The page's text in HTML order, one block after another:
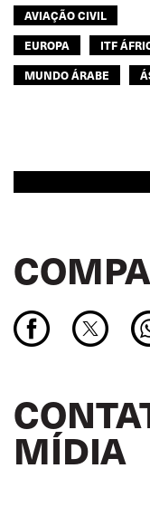
AVIAÇÃO CIVIL
EUROPA
ITF
MUNDO ÁRABE
MÍDIA